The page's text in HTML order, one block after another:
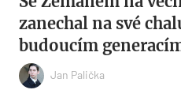
zanechal na své
budoucím
Jan Palička